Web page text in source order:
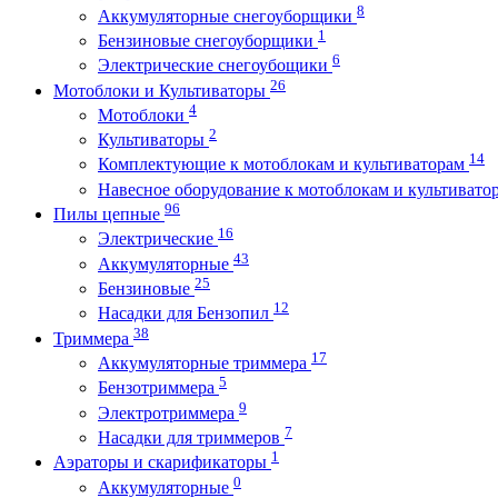
Аккумуляторные снегоуборщики 8
Бензиновые снегоуборщики 1
Электрические снегоубощики 6
Мотоблоки и Культиваторы 26
Мотоблоки 4
Культиваторы 2
Комплектующие к мотоблокам и культиваторам 14
Навесное оборудование к мотоблокам и
Пилы цепные 96
Электрические 16
Аккумуляторные 43
Бензиновые 25
Насадки для Бензопил 12
Триммера 38
Аккумуляторные триммера 17
Бензотриммера 5
Электротриммера 9
Насадки для триммеров 7
Аэраторы и скарификаторы 1
Аккумуляторные 0